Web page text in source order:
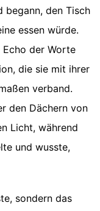
begann, den Tisch
essen würde.
der Worte
die sie mit ihrer
verband.
den Dächern von
Licht, während
und wusste,
sondern das